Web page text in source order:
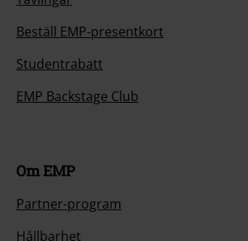
Beställ EMP-presentkort
Studentrabatt
EMP Backstage Club
Om EMP
Partner-program
Hållbarhet